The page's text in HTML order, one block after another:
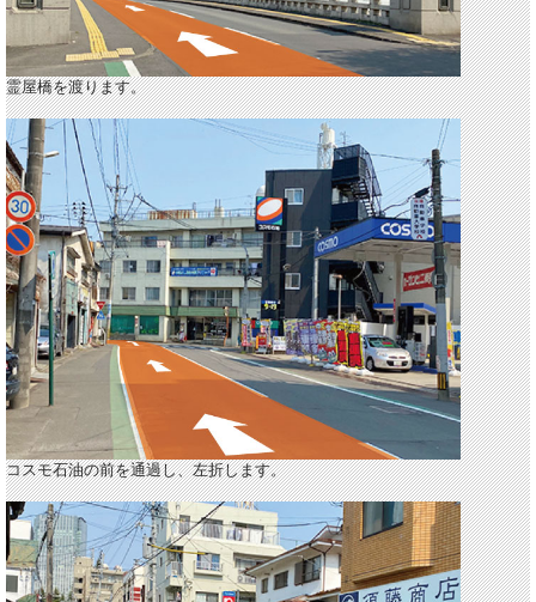
霊屋橋を渡ります。
コスモ石油の前を通過し、左折します。